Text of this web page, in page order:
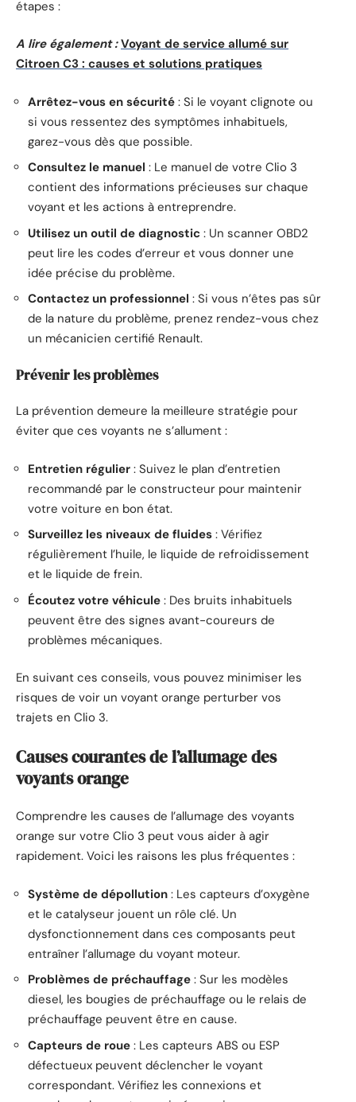
étapes :
A lire également : Voyant de service allumé sur
Citroen C3 : causes et solutions pratiques
Arrêtez-vous en sécurité : Si le voyant clignote ou
si vous ressentez des symptômes inhabituels,
garez-vous dès que possible.
Consultez le manuel : Le manuel de votre Clio 3
contient des informations précieuses sur chaque
voyant et les actions à entreprendre.
Utilisez un outil de diagnostic : Un scanner OBD2
peut lire les codes d’erreur et vous donner une
idée précise du problème.
Contactez un professionnel : Si vous n’êtes pas sûr
de la nature du problème, prenez rendez-vous chez
un mécanicien certifié Renault.
Prévenir les problèmes
La prévention demeure la meilleure stratégie pour
éviter que ces voyants ne s’allument :
Entretien régulier : Suivez le plan d’entretien
recommandé par le constructeur pour maintenir
votre voiture en bon état.
Surveillez les niveaux de fluides : Vérifiez
régulièrement l’huile, le liquide de refroidissement
et le liquide de frein.
Écoutez votre véhicule : Des bruits inhabituels
peuvent être des signes avant-coureurs de
problèmes mécaniques.
En suivant ces conseils, vous pouvez minimiser les
risques de voir un voyant orange perturber vos
trajets en Clio 3.
Causes courantes de l’allumage des
voyants orange
Comprendre les causes de l’allumage des voyants
orange sur votre Clio 3 peut vous aider à agir
rapidement. Voici les raisons les plus fréquentes :
Système de dépollution : Les capteurs d’oxygène
et le catalyseur jouent un rôle clé. Un
dysfonctionnement dans ces composants peut
entraîner l’allumage du voyant moteur.
Problèmes de préchauffage : Sur les modèles
diesel, les bougies de préchauffage ou le relais de
préchauffage peuvent être en cause.
Capteurs de roue : Les capteurs ABS ou ESP
défectueux peuvent déclencher le voyant
correspondant. Vérifiez les connexions et